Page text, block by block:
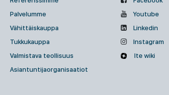
Palvelumme
Vähittäiskauppa
Tukkukauppa
Valmistava teollisuus
Asiantuntijaorganisaatiot
Youtube
Linkedin
Instagram
Ite wiki